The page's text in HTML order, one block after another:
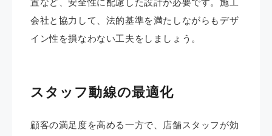
会社と協力して、法的基準を満たしながらもデザ
イン性を損なわない工夫をしましょう。
スタッフ動線の最適化
顧客の満足度を高める一方で、店舗スタッフが効